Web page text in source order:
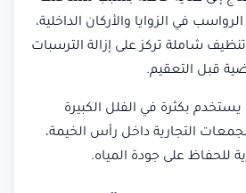
في الزوايا والأركان الداخلية،
شاملة تركز على إزالة الترسبات
قبل التعقيم.
يستخدم بكثرة في الفلل الكبيرة
التجارية داخل رأس الخيمة،
للحفاظ على جودة المياه.